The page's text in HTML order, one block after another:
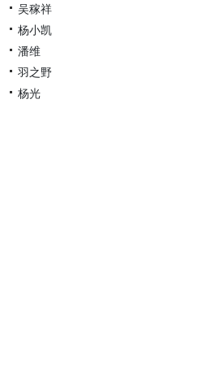
吴稼祥
杨小凯
潘维
羽之野
杨光